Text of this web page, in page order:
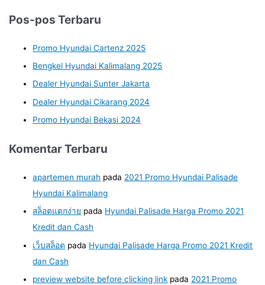
Pos-pos Terbaru
Promo Hyundai Cartenz 2025
Bengkel Hyundai Kalimalang 2025
Dealer Hyundai Sunter Jakarta
Dealer Hyundai Cikarang 2024
Promo Hyundai Bekasi 2024
Komentar Terbaru
apartemen murah pada 2021 Promo Hyundai Palisade
Hyundai Kalimalang
สล็อตแตกง่าย pada Hyundai Palisade Harga Promo 2021
Kredit dan Cash
เว็บสล็อต pada Hyundai Palisade Harga Promo 2021 Kredit
dan Cash
preview website before clicking link pada 2021 Promo